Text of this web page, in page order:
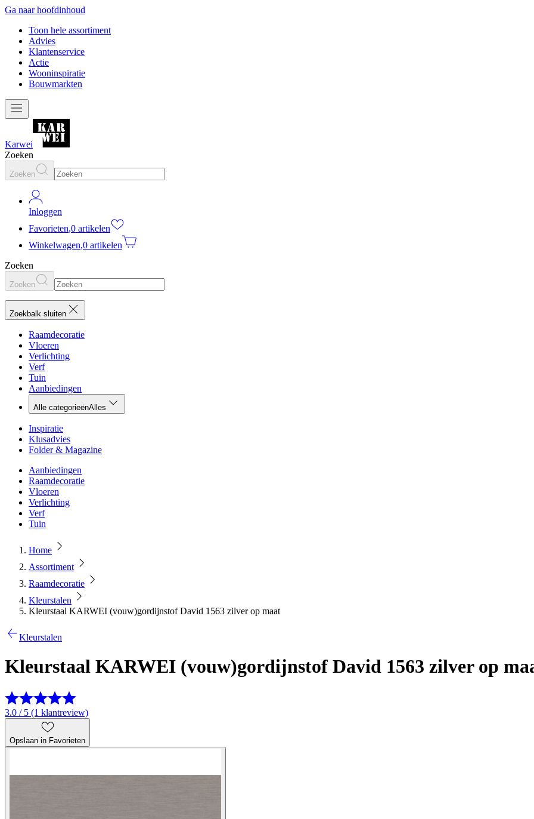
Ga naar hoofdinhoud
Toon hele assortiment
Advies
Klantenservice
Actie
Wooninspiratie
Bouwmarkten
Karwei
Zoeken
Zoeken
Inloggen
Favorieten,0 artikelen
Winkelwagen,0 artikelen
Zoeken
Zoeken
Zoekbalk sluiten
Raamdecoratie
Vloeren
Verlichting
Verf
Tuin
Aanbiedingen
Alle categorieënAlles
Inspiratie
Klusadvies
Folder & Magazine
Aanbiedingen
Raamdecoratie
Vloeren
Verlichting
Verf
Tuin
Home
Assortiment
Raamdecoratie
Kleurstalen
Kleurstaal KARWEI (vouw)gordijnstof David 1563 zilver op maat
Kleurstalen
Kleurstaal KARWEI (vouw)gordijnstof David 1563 zilver op
3.0 / 5 (1 klantreview)
Opslaan in Favorieten